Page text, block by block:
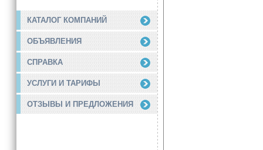
КАТАЛОГ КОМПАНИЙ
ОБЪЯВЛЕНИЯ
СПРАВКА
УСЛУГИ И ТАРИФЫ
ОТЗЫВЫ И ПРЕДЛОЖЕНИЯ